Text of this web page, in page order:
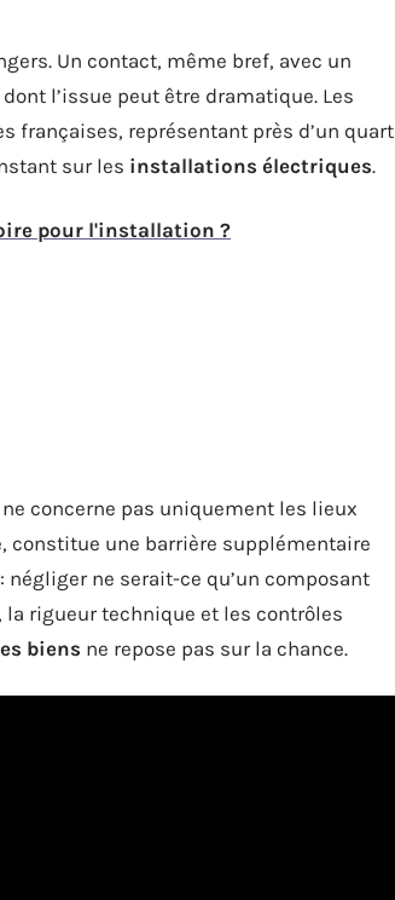
Un contact, même bref, avec un
dont l’issue peut être dramatique. Les
françaises, représentant près d’un quart
sur les installations électriques.
pour l'installation ?
ne concerne pas uniquement les lieux
une barrière supplémentaire
négliger ne serait-ce qu’un composant
rigueur technique et les contrôles
biens ne repose pas sur la chance.